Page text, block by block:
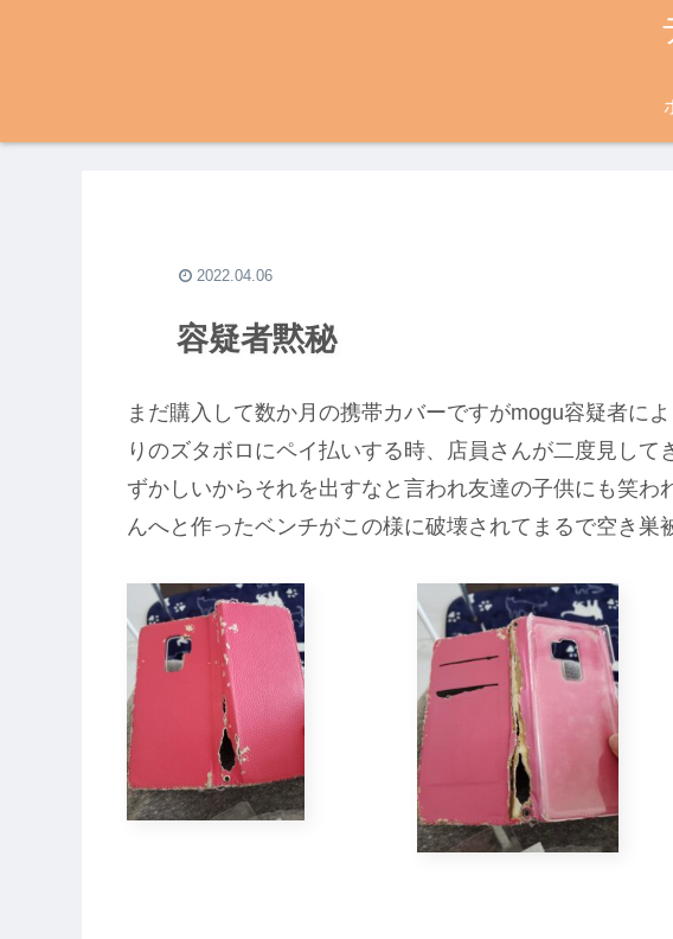
容疑者黙秘
2022.04.06
まだ購入して数か月の携帯カバーですがmogu容疑者に
りのズタボロにペイ払いする時、店員さんが二度見し
ずかしいからそれを出すなと言われ友達の子供にも笑わ
んへと作ったベンチがこの様に破壊されてまるで空き巣